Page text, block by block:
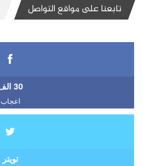
تابعنا على مواقع التواصل
30 الف
اعجاب
تويتر